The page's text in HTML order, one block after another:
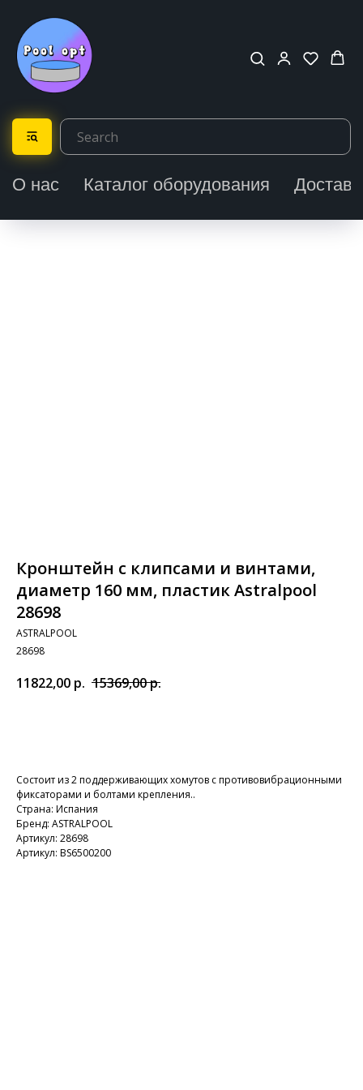
О нас Каталог оборудования
Кронштейн с клипсами и винтами,
диаметр 160 мм, пластик Astralpool
28698
ASTRALPOOL
28698
11822,00 р. 15369,00р.
Состоит из 2 поддерживающих хомутов с противовибрационными
фиксаторами и болтами крепления..
Страна: Испания
Бренд: ASTRALPOOL
Артикул: 28698
Артикул: BS6500200